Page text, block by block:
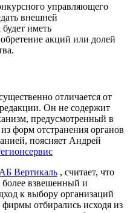
управляющего
внешней
иметь
акций или долей
отличается от
Он не содержит
предусмотренный в
форм отстранения органов
поясняет Андрей
АБ Вертикаль , считает, что
более взвешенный и
к выбору организаций
отбирались исходя из